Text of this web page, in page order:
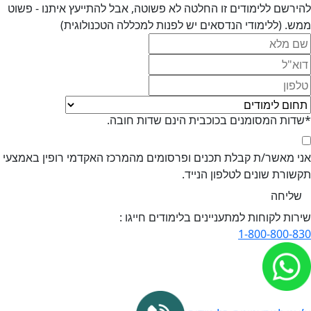
ללימודים זו החלטה לא פשוטה, אבל להתייעץ איתנו - פשוט
(ללימודי הנדסאים יש לפנות למכללה הטכנולוגית)
המסומנים בכוכבית הינם שדות חובה.
מאשר/ת קבלת תכנים ופרסומים מהמרכז האקדמי רופין באמצעי
שונים לטלפון הנייד.
לקוחות למתעניינים בלימודים חייגו :
1-800-800-